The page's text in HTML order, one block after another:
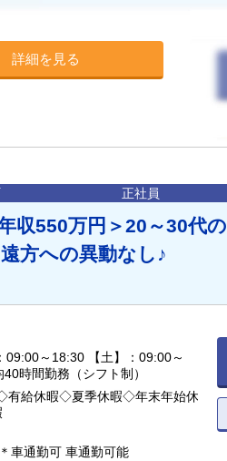
詳細を見る
正社員
収550万円＞20～30代の
方への異動なし♪
09:00～18:30 【土】：09:00～
時間勤務（シフト制）
有給休暇◇夏季休暇◇年末年始休
車通勤可 車通勤可能